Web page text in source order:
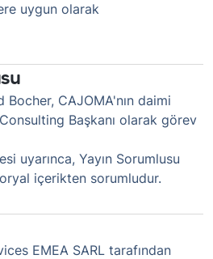
uygun olarak
Bocher, CAJOMA'nın daimi
Başkanı olarak görev
uyarınca, Yayın Sorumlusu
içerikten sorumludur.
EMEA SARL tarafından